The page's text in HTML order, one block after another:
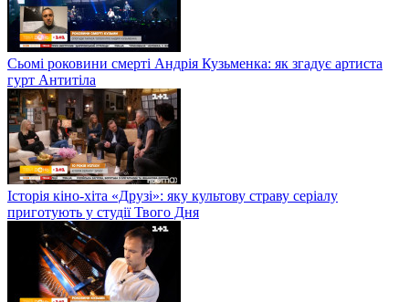
Сьомі роковини смерті Андрія Кузьменка: як згадує артиста
гурт Антитіла
Історія кіно-хіта «Друзі»: яку культову страву серіалу
приготують у студії Твого Дня